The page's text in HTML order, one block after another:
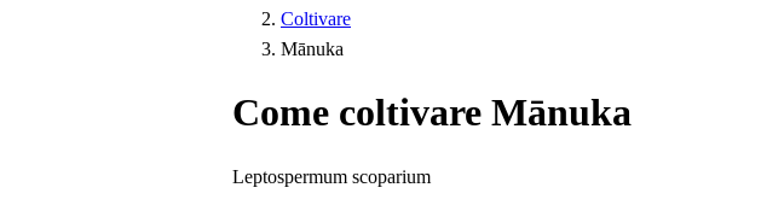
Coltivare
Mānuka
Come coltivare Mānuka
Leptospermum scoparium